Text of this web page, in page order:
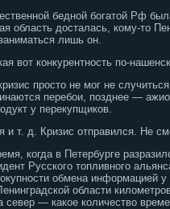
бедной богатой Рф
область досталась, кому-то
лишь он.
вот конкурентность по-
просто не мог не
перебои, позднее —
у перекупщиков.
и т. д. Кризис отправился. Не
когда в Петербурге
Русского топливного
обмена информацией
области
север — какое количество